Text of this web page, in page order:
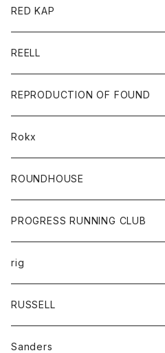
ロングスリーブＴシャツ
ジャケット
バッグ
キッズ
Tシャツ
帽子
グッズ
靴
バック
トップス
カットソー
カーディガン
ボトムス
ショートパンツ
パンツ
レディース
カットソー
コート
カードホルダー
キーホルダー
財布
バック
RED KAP
REELL
パンツ
ショートパンツ
REPRODUCTION OF FOUND
Rokx
ボトム
ROUNDHOUSE
エプロン
キッズ
オーバーオール
ボトム
ペインターパンツ
PROGRESS RUNNING CLUB
トップス
Tシャツ
グッズ
帽子
rig
RUSSELL
アウター
Sanders